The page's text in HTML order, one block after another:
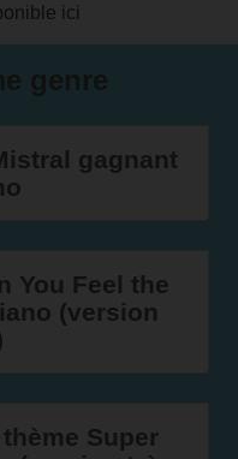
ici
gagnant
You Feel the
(version
Super